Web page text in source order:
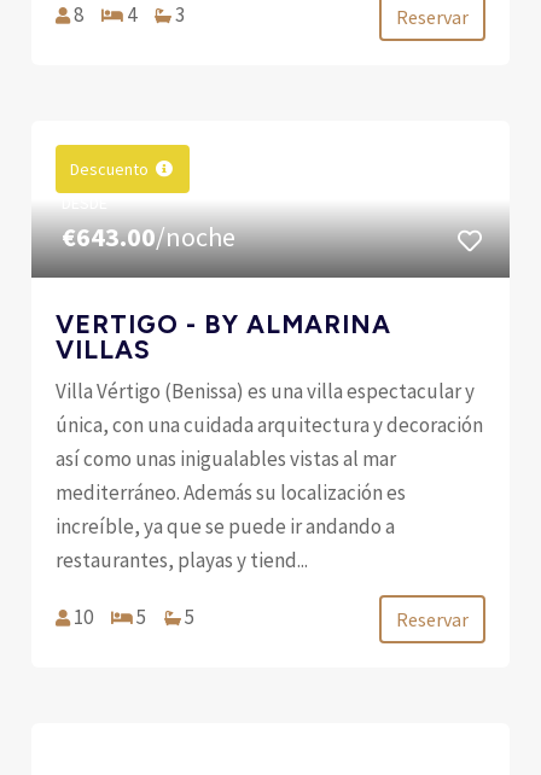
8 4 3 Reservar
Descuento
€643.00/noche
VERTIGO - BY ALMARINA
VILLAS
Villa Vértigo (Benissa) es una villa espectacular y
única, con una cuidada arquitectura y decoración
así como unas inigualables vistas al mar
mediterráneo. Además su localización es
increíble, ya que se puede ir andando a
restaurantes, playas y tiend...
10 5 5 Reservar